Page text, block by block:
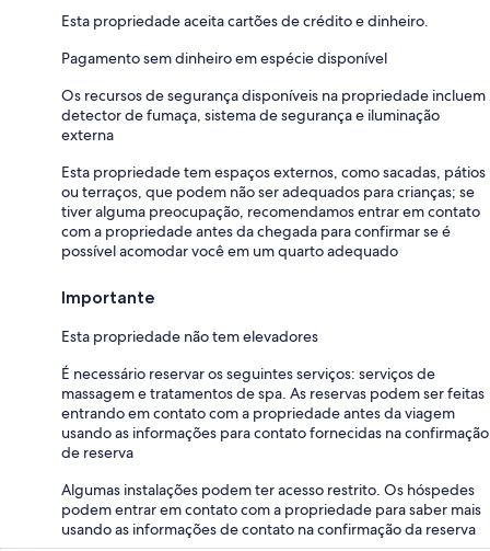
Esta propriedade aceita cartões de crédito e dinheiro.
Pagamento sem dinheiro em espécie disponível
Os recursos de segurança disponíveis na propriedade incluem
detector de fumaça, sistema de segurança e iluminação
externa
Esta propriedade tem espaços externos, como sacadas, pátios
ou terraços, que podem não ser adequados para crianças; se
tiver alguma preocupação, recomendamos entrar em contato
com a propriedade antes da chegada para confirmar se é
possível acomodar você em um quarto adequado
Importante
Esta propriedade não tem elevadores
É necessário reservar os seguintes serviços: serviços de
massagem e tratamentos de spa. As reservas podem ser feitas
entrando em contato com a propriedade antes da viagem
usando as informações para contato fornecidas na confirmação
de reserva
Algumas instalações podem ter acesso restrito. Os hóspedes
podem entrar em contato com a propriedade para saber mais
usando as informações de contato na confirmação da reserva